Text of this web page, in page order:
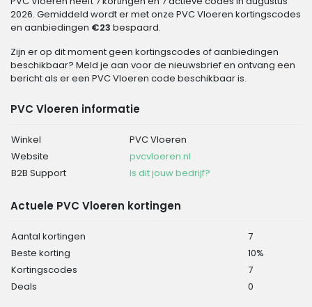
2026. Gemiddeld wordt er met onze PVC Vloeren kortingscodes
en aanbiedingen €23 bespaard.
Zijn er op dit moment geen kortingscodes of aanbiedingen
beschikbaar? Meld je aan voor de nieuwsbrief en ontvang een
bericht als er een PVC Vloeren code beschikbaar is.
PVC Vloeren informatie
Winkel
PVC Vloeren
Website
pvcvloeren.nl
B2B Support
Is dit jouw bedrijf?
Actuele PVC Vloeren kortingen
Aantal kortingen
7
Beste korting
10%
Kortingscodes
7
Deals
0